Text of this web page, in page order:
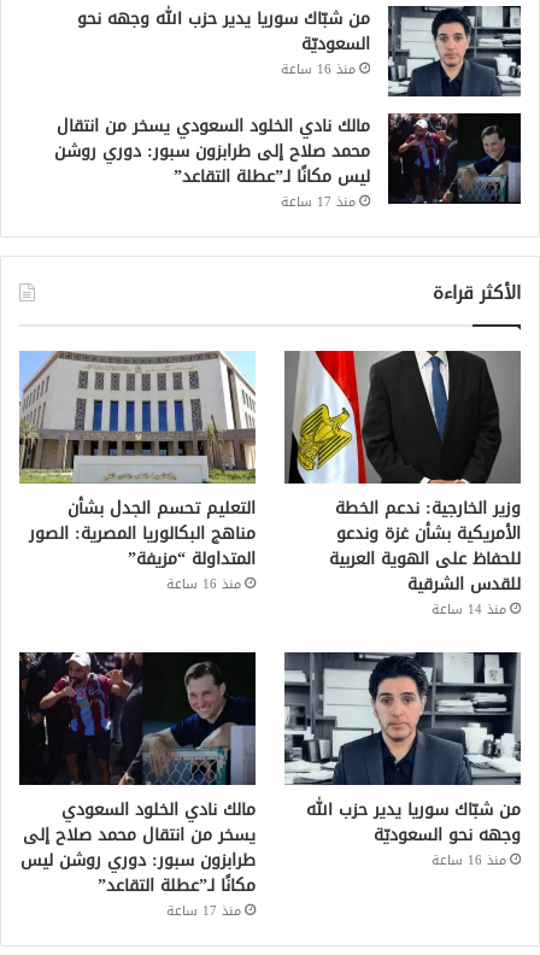
من شبّاك سوريا يدير حزب الله وجهه نحو
السعوديّة
منذ 16 ساعة
مالك نادي الخلود السعودي يسخر من انتقال
محمد صلاح إلى طرابزون سبور: دوري روشن
ليس مكانًا لـ”عطلة التقاعد”
منذ 17 ساعة
الأكثر قراءة
وزير الخارجية: ندعم الخطة
الأمريكية بشأن غزة وندعو
للحفاظ على الهوية العربية
للقدس الشرقية
منذ 14 ساعة
التعليم تحسم الجدل بشأن
مناهج البكالوريا المصرية: الصور
المتداولة “مزيفة”
منذ 16 ساعة
من شبّاك سوريا يدير حزب الله
وجهه نحو السعوديّة
منذ 16 ساعة
مالك نادي الخلود السعودي
يسخر من انتقال محمد صلاح إلى
طرابزون سبور: دوري روشن ليس
مكانًا لـ”عطلة التقاعد”
منذ 17 ساعة